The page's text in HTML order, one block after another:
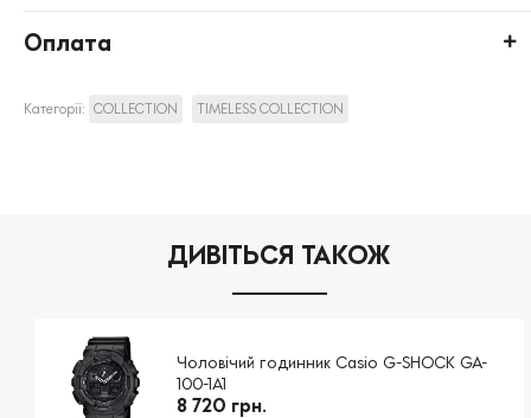
Оплата
Категорії: COLLECTION TIMELESS COLLECTION
ДИВІТЬСЯ ТАКОЖ
Чоловічий годинник Casio G-SHOCK GA-
100-1A1
8 720 грн.